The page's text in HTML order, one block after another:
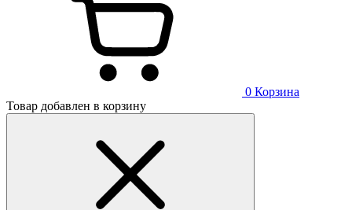
0 Корзина
Товар добавлен в корзину